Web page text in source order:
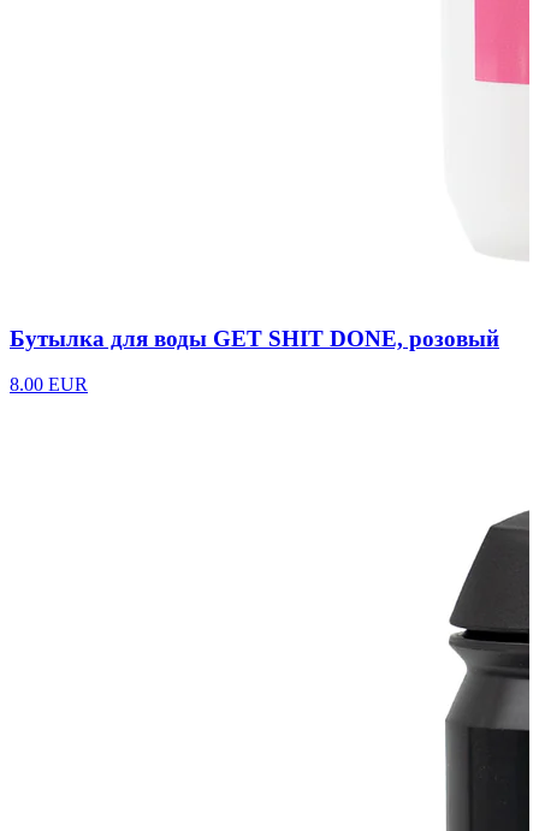
Бутылка для воды GET SHIT DONE, розовый
8.00 EUR